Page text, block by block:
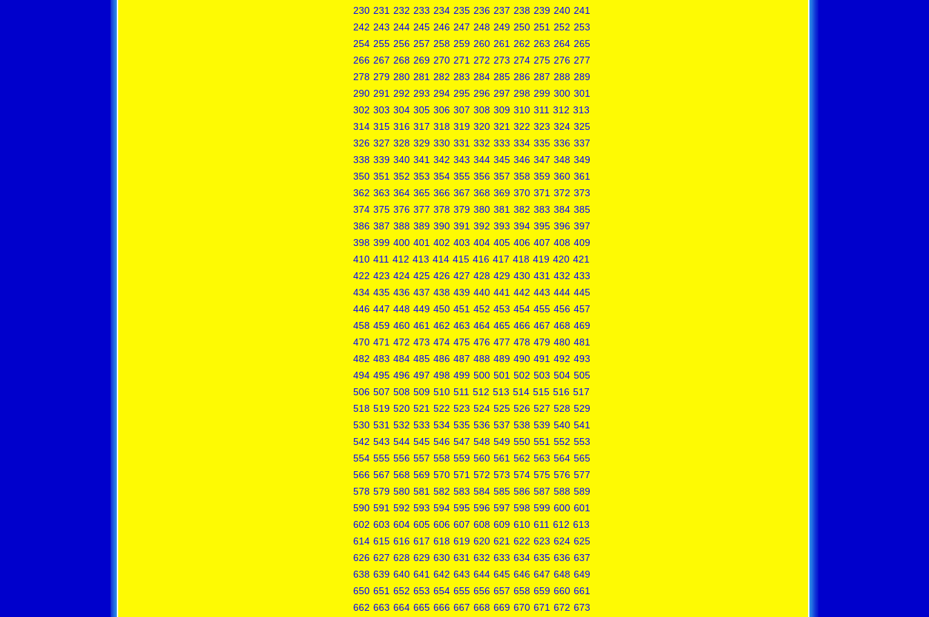
230 231 232 233 234 235 236 237 238 239 240 241
242 243 244 245 246 247 248 249 250 251 252 253
254 255 256 257 258 259 260 261 262 263 264 265
266 267 268 269 270 271 272 273 274 275 276 277
278 279 280 281 282 283 284 285 286 287 288 289
290 291 292 293 294 295 296 297 298 299 300 301
302 303 304 305 306 307 308 309 310 311 312 313
314 315 316 317 318 319 320 321 322 323 324 325
326 327 328 329 330 331 332 333 334 335 336 337
338 339 340 341 342 343 344 345 346 347 348 349
350 351 352 353 354 355 356 357 358 359 360 361
362 363 364 365 366 367 368 369 370 371 372 373
374 375 376 377 378 379 380 381 382 383 384 385
386 387 388 389 390 391 392 393 394 395 396 397
398 399 400 401 402 403 404 405 406 407 408 409
410 411 412 413 414 415 416 417 418 419 420 421
422 423 424 425 426 427 428 429 430 431 432 433
434 435 436 437 438 439 440 441 442 443 444 445
446 447 448 449 450 451 452 453 454 455 456 457
458 459 460 461 462 463 464 465 466 467 468 469
470 471 472 473 474 475 476 477 478 479 480 481
482 483 484 485 486 487 488 489 490 491 492 493
494 495 496 497 498 499 500 501 502 503 504 505
506 507 508 509 510 511 512 513 514 515 516 517
518 519 520 521 522 523 524 525 526 527 528 529
530 531 532 533 534 535 536 537 538 539 540 541
542 543 544 545 546 547 548 549 550 551 552 553
554 555 556 557 558 559 560 561 562 563 564 565
566 567 568 569 570 571 572 573 574 575 576 577
578 579 580 581 582 583 584 585 586 587 588 589
590 591 592 593 594 595 596 597 598 599 600 601
602 603 604 605 606 607 608 609 610 611 612 613
614 615 616 617 618 619 620 621 622 623 624 625
626 627 628 629 630 631 632 633 634 635 636 637
638 639 640 641 642 643 644 645 646 647 648 649
650 651 652 653 654 655 656 657 658 659 660 661
662 663 664 665 666 667 668 669 670 671 672 673